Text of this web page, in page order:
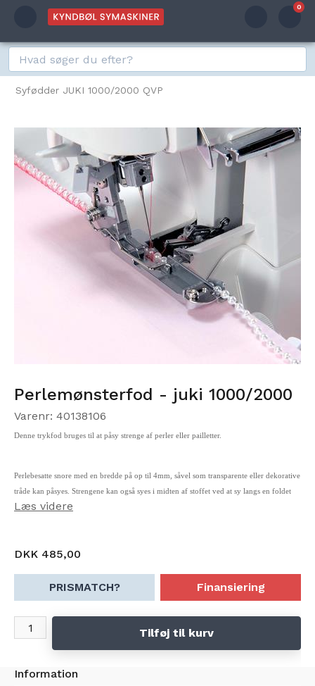
0
Syfødder JUKI 1000/2000 QVP
Perlemønsterfod - juki 1000/2000
Varenr: 40138106
Denne trykfod bruges til at påsy strenge af perler eller pailletter.
Perlebesatte snore med en bredde på op til 4mm, såvel som transparente eller dekorative
tråde kan påsyes. Strengene kan også syes i midten af stoffet ved at sy langs en foldet
kant med flatlock.
Læs videre
DKK 485,00
PRISMATCH? Finansiering
Tilføj til kurv
Information